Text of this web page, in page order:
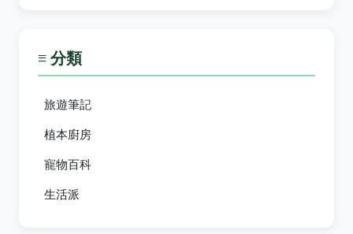
≡ 分類
旅遊筆記
植本廚房
寵物百科
生活派